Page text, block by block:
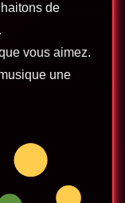
de
vous aimez.
une